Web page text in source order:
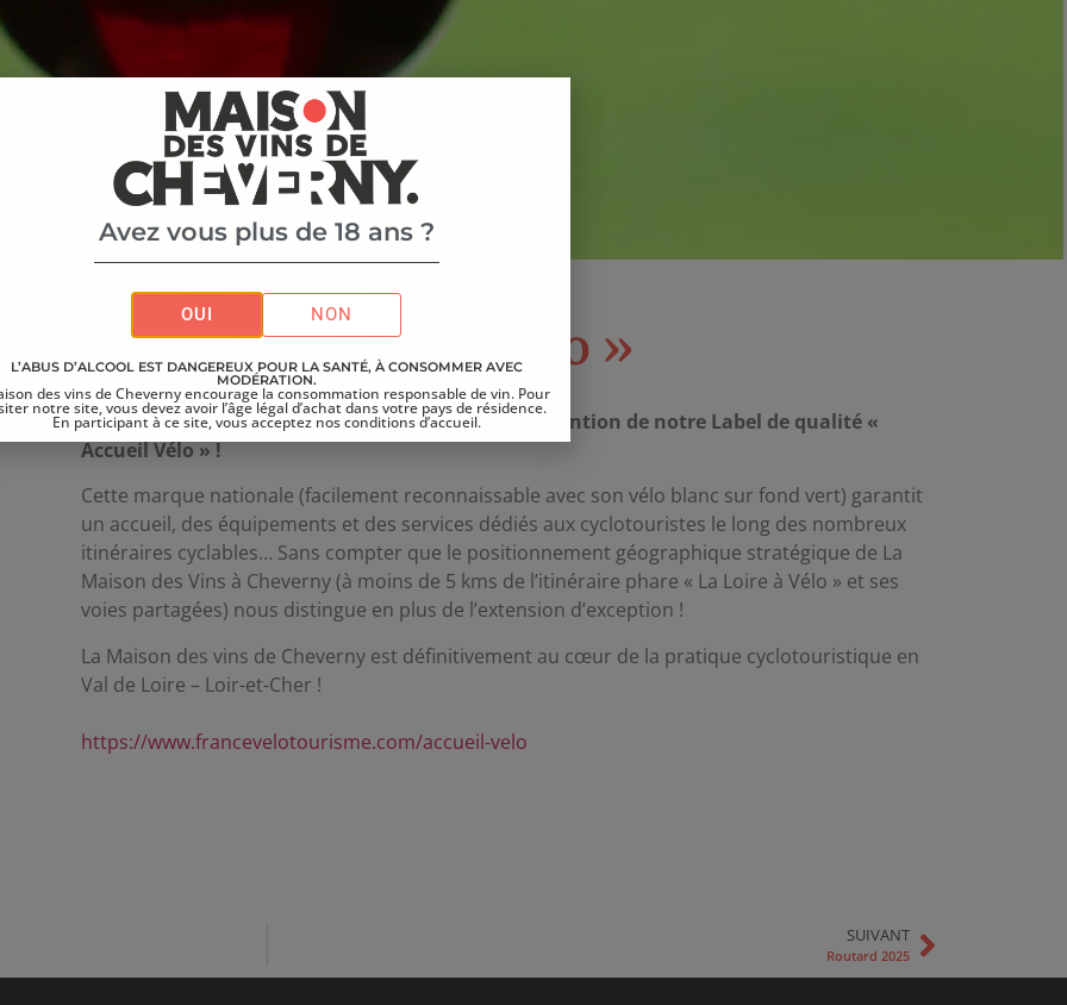
Actualités>Label de qualité « Accueil Vélo »
de qualité « Accueil Vélo »
Nous sommes heureux de partager avec vous l’obtention de notre Label de qualité «
Accueil Vélo » !
Cette marque nationale (facilement reconnaissable avec son vélo blanc sur fond vert) garantit
un accueil, des équipements et des services dédiés aux cyclotouristes le long des nombreux
itinéraires cyclables… Sans compter que le positionnement géographique stratégique de La
Maison des Vins à Cheverny (à moins de 5 kms de l’itinéraire phare « La Loire à Vélo » et ses
voies partagées) nous distingue en plus de l’extension d’exception !
La Maison des vins de Cheverny est définitivement au cœur de la pratique cyclotouristique en
Val de Loire – Loir-et-Cher !
https://www.francevelotourisme.com/accueil-velo
SUIVANT
Routard 2025
Avez vous plus de 18 ans ?
OUI NON
L’ABUS D’ALCOOL EST DANGEREUX POUR LA SANTÉ, À CONSOMMER AVEC
MODÉRATION.
des vins de Cheverny encourage la consommation responsable de vin. Pour
notre site, vous devez avoir l’âge légal d’achat dans votre pays de résidence.
En participant à ce site, vous acceptez nos conditions d’accueil.